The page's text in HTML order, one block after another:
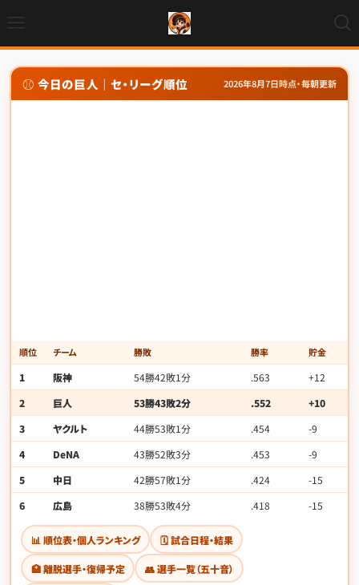
⚾ 今日の巨人｜セ・リーグ順位 2026年8月7日時点・毎朝更新
順位 チーム 勝敗 勝率 貯金
1 阪神 54勝42敗1分 .563
+12
2
巨人 53勝43敗2分 .552
+10
3
ヤクルト 44勝53敗1分 .454
-9
4
DeNA 43勝52敗3分 .453
-9
5
中日 42勝57敗1分 .424
-15
6
広島 38勝53敗4分 .418 -15
📊 順位表・個人ランキング 🗓 試合日程・結果
🏥 離脱選手・復帰予定 👥 選手一覧（五十音）